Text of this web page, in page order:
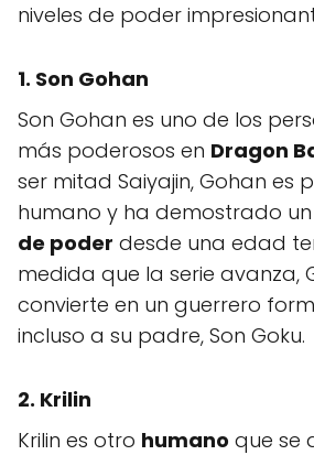
niveles de poder
1. Son Gohan
Son Gohan es uno de los
más poderosos en Dragon
ser mitad Saiyajin, Gohan es
humano y ha demostrado
de poder desde una edad
medida que la serie avanza,
convierte en un guerrero
incluso a su padre, Son Goku.
2. Krilin
Krilin es otro humano que se